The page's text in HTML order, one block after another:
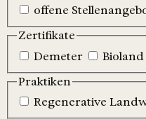
offene
Zertifikate
Demeter
Bioland
Praktiken
Regenerative